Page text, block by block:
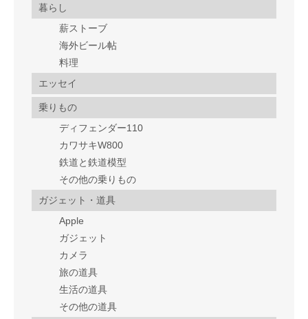
暮らし
薪ストーブ
海外ビール帖
料理
エッセイ
乗りもの
ディフェンダー110
カワサキW800
鉄道と鉄道模型
その他の乗りもの
ガジェット・道具
Apple
ガジェット
カメラ
旅の道具
生活の道具
その他の道具